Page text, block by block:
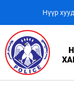
Нүүр